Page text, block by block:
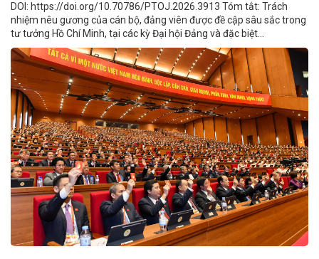
DOI: https://doi.org/10.70786/PTOJ.2026.3913 Tóm tắt: Trách
nhiệm nêu gương của cán bộ, đảng viên được đề cập sâu sắc trong
tư tưởng Hồ Chí Minh, tại các kỳ Đại hội Đảng và đặc biệt...